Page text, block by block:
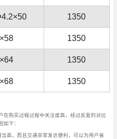
1350
1350
1350
1350
在购买过程过程中关注度高，经过反复的对比
如下：
高，而且交通非常发达便利，可以为用户省